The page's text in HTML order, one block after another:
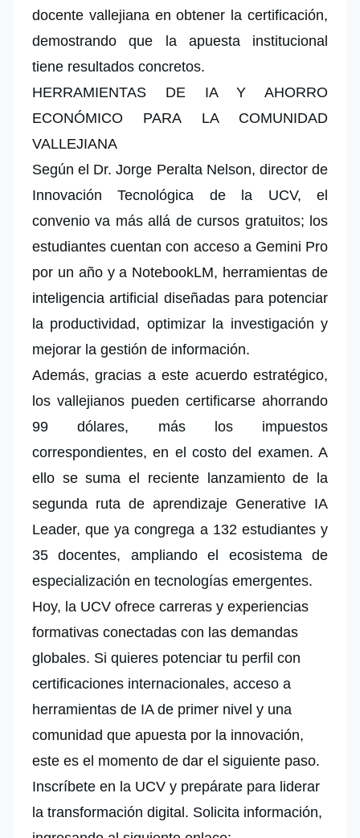
docente vallejiana en obtener la certificación,
demostrando que la apuesta institucional
tiene resultados concretos.
HERRAMIENTAS DE IA Y AHORRO
ECONÓMICO PARA LA COMUNIDAD
VALLEJIANA
Según el Dr. Jorge Peralta Nelson, director de
Innovación Tecnológica de la UCV, el
convenio va más allá de cursos gratuitos; los
estudiantes cuentan con acceso a Gemini Pro
por un año y a NotebookLM, herramientas de
inteligencia artificial diseñadas para potenciar
la productividad, optimizar la investigación y
mejorar la gestión de información.
Además, gracias a este acuerdo estratégico,
los vallejianos pueden certificarse ahorrando
99 dólares, más los impuestos
correspondientes, en el costo del examen. A
ello se suma el reciente lanzamiento de la
segunda ruta de aprendizaje Generative IA
Leader, que ya congrega a 132 estudiantes y
35 docentes, ampliando el ecosistema de
especialización en tecnologías emergentes.
Hoy, la UCV ofrece carreras y experiencias
formativas conectadas con las demandas
globales. Si quieres potenciar tu perfil con
certificaciones internacionales, acceso a
herramientas de IA de primer nivel y una
comunidad que apuesta por la innovación,
este es el momento de dar el siguiente paso.
Inscríbete en la UCV y prepárate para liderar
la transformación digital. Solicita información,